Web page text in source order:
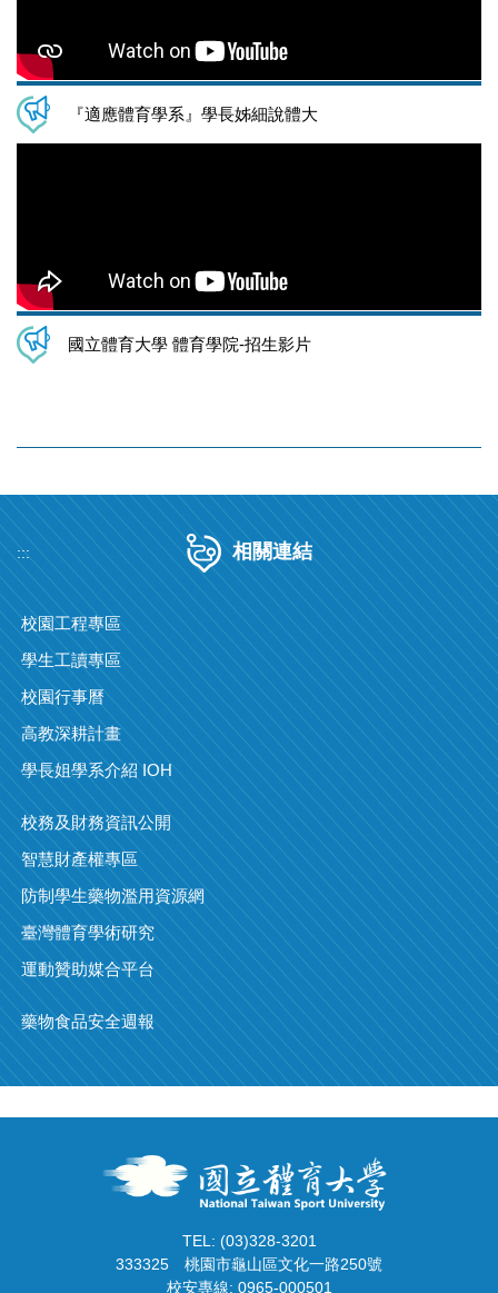
『適應體育學系』學長姊細說體大
國立體育大學 體育學院-招生影片
相關連結
:::
校園工程專區
學生工讀專區
校園行事曆
高教深耕計畫
學長姐學系介紹 IOH
校務及財務資訊公開
智慧財產權專區
防制學生藥物濫用資源網
臺灣體育學術研究
運動贊助媒合平台
藥物食品安全週報
TEL: (03)328-3201
333325 桃園市龜山區文化一路250號
校安專線: 0965-000501